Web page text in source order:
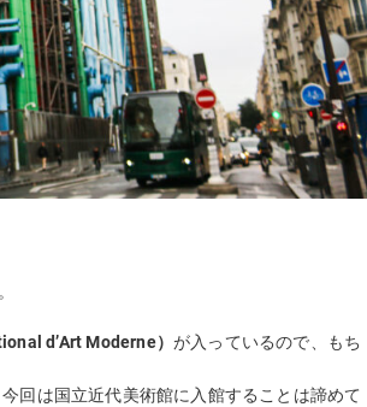
d’Art Moderne）が入っているので、もち
回は国立近代美術館に入館することは諦めて